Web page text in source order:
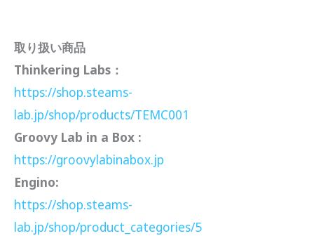
取り扱い商品
Thinkering Labs：
https://shop.steams-
lab.jp/shop/products/TEMC001
Groovy Lab in a Box :
https://groovylabinabox.jp
Engino:
https://shop.steams-
lab.jp/shop/product_categories/5